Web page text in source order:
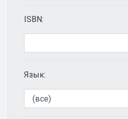
ISBN:
Язык: